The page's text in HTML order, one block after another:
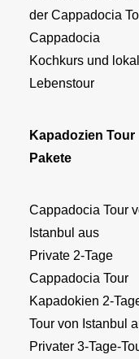
der Cappadocia
Cappadocia
Kochkurs und
Lebenstour
Kapadozien Tour
Pakete
Cappadocia Tour
Istanbul aus
Private 2-Tage
Cappadocia Tour
Kapadokien 2-
Tour von Istanbul
Privater 3-Tage-